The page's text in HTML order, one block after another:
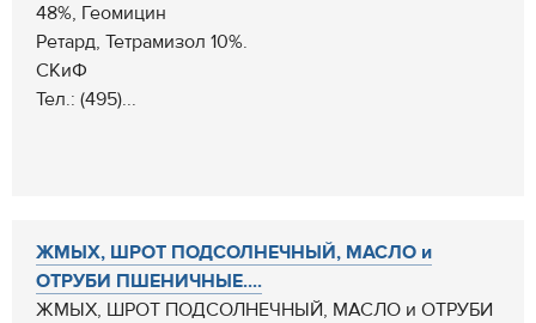
48%, Геомицин
Ретард, Тетрамизол 10%.
СКиФ
Тел.: (495)...
ЖМЫХ, ШРОТ ПОДСОЛНЕЧНЫЙ, МАСЛО и
ОТРУБИ ПШЕНИЧНЫЕ....
ЖМЫХ, ШРОТ ПОДСОЛНЕЧНЫЙ, МАСЛО и ОТРУБИ